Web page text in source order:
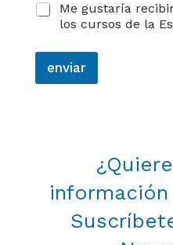
Me gustaría
los cursos de la
enviar